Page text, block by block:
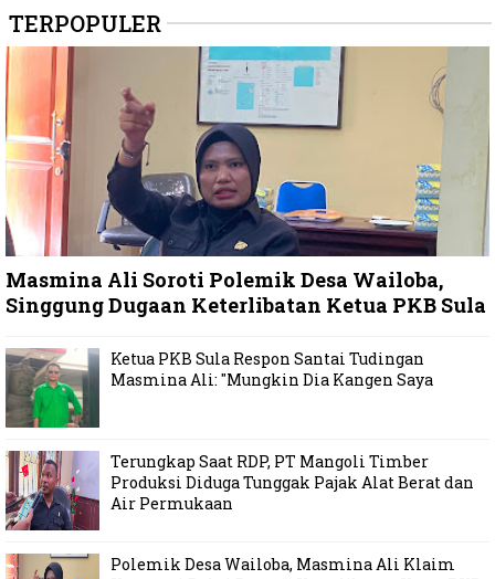
TERPOPULER
Masmina Ali Soroti Polemik Desa Wailoba,
Singgung Dugaan Keterlibatan Ketua PKB Sula
Ketua PKB Sula Respon Santai Tudingan
Masmina Ali: "Mungkin Dia Kangen Saya
Terungkap Saat RDP, PT Mangoli Timber
Produksi Diduga Tunggak Pajak Alat Berat dan
Air Permukaan
Polemik Desa Wailoba, Masmina Ali Klaim